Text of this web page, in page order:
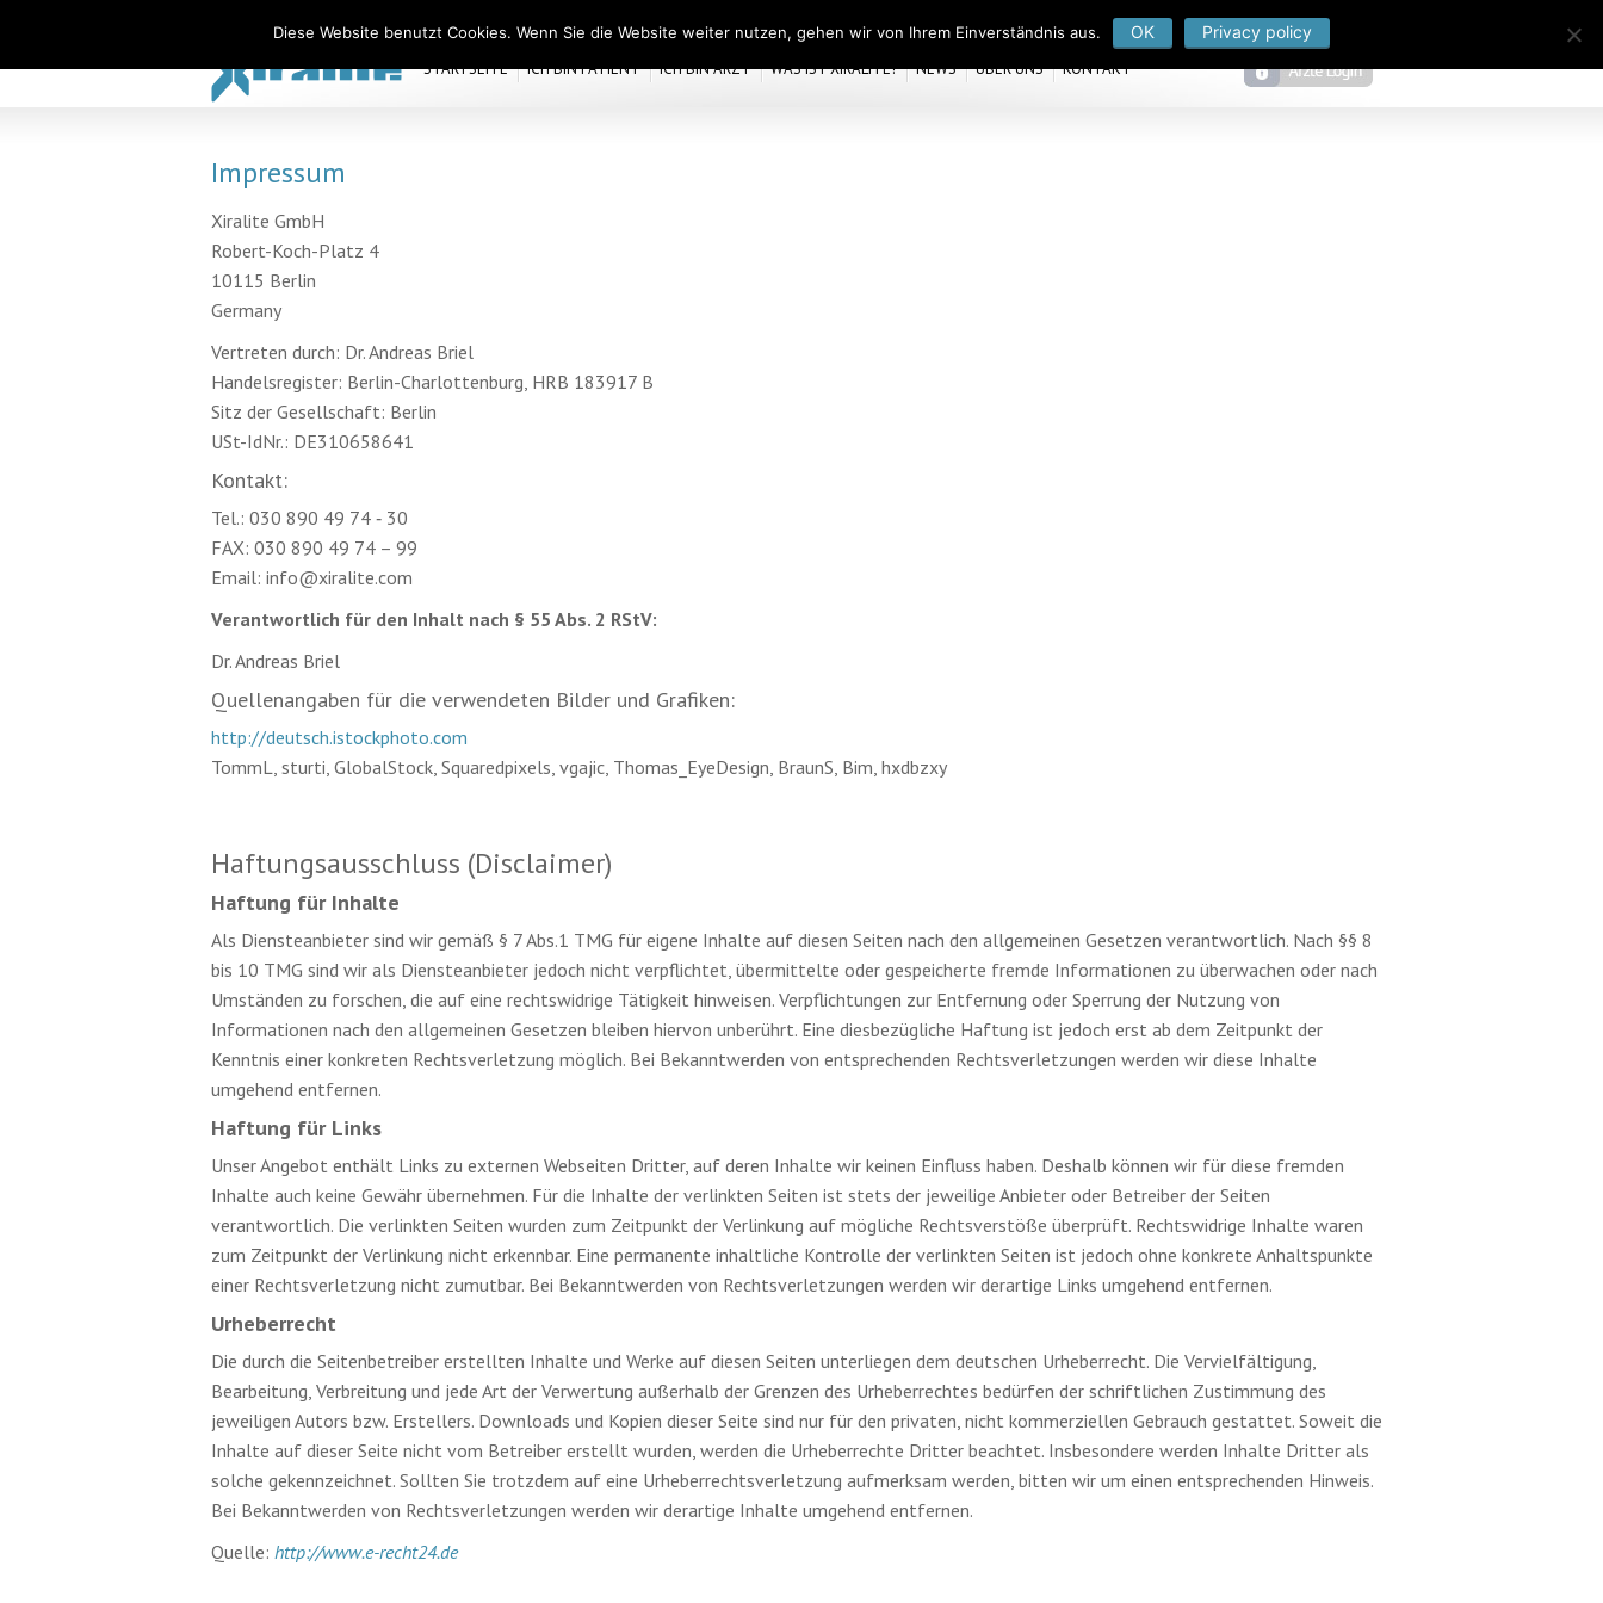
STARTSEITE ICH BIN PATIENT ICH BIN ARZT WAS IST XIRALITE? NEWS ÜBER UNS KONTAKT
Impressum
Xiralite GmbH
Robert-Koch-Platz 4
10115 Berlin
Germany
Vertreten durch: Dr. Andreas Briel
Handelsregister: Berlin-Charlottenburg, HRB 183917 B
Sitz der Gesellschaft: Berlin
USt-IdNr.: DE310658641
Kontakt:
Tel.: 030 890 49 74 ‐ 30
FAX: 030 890 49 74 – 99
Email: info@xiralite.com
Verantwortlich für den Inhalt nach § 55 Abs. 2 RStV:
Dr. Andreas Briel
Quellenangaben für die verwendeten Bilder und Grafiken:
http://deutsch.istockphoto.com
TommL, sturti, GlobalStock, Squaredpixels, vgajic, Thomas_EyeDesign, BraunS, Bim, hxdbzxy
Haftungsausschluss (Disclaimer)
Haftung für Inhalte
Als Diensteanbieter sind wir gemäß § 7 Abs.1 TMG für eigene Inhalte auf diesen Seiten nach den allgemeinen Gesetzen verantwortlich. Nach §§ 8
bis 10 TMG sind wir als Diensteanbieter jedoch nicht verpflichtet, übermittelte oder gespeicherte fremde Informationen zu überwachen oder nach
Umständen zu forschen, die auf eine rechtswidrige Tätigkeit hinweisen. Verpflichtungen zur Entfernung oder Sperrung der Nutzung von
Informationen nach den allgemeinen Gesetzen bleiben hiervon unberührt. Eine diesbezügliche Haftung ist jedoch erst ab dem Zeitpunkt der
Kenntnis einer konkreten Rechtsverletzung möglich. Bei Bekanntwerden von entsprechenden Rechtsverletzungen werden wir diese Inhalte
umgehend entfernen.
Haftung für Links
Unser Angebot enthält Links zu externen Webseiten Dritter, auf deren Inhalte wir keinen Einfluss haben. Deshalb können wir für diese fremden
Inhalte auch keine Gewähr übernehmen. Für die Inhalte der verlinkten Seiten ist stets der jeweilige Anbieter oder Betreiber der Seiten
verantwortlich. Die verlinkten Seiten wurden zum Zeitpunkt der Verlinkung auf mögliche Rechtsverstöße überprüft. Rechtswidrige Inhalte waren
zum Zeitpunkt der Verlinkung nicht erkennbar. Eine permanente inhaltliche Kontrolle der verlinkten Seiten ist jedoch ohne konkrete Anhaltspunkte
einer Rechtsverletzung nicht zumutbar. Bei Bekanntwerden von Rechtsverletzungen werden wir derartige Links umgehend entfernen.
Urheberrecht
Die durch die Seitenbetreiber erstellten Inhalte und Werke auf diesen Seiten unterliegen dem deutschen Urheberrecht. Die Vervielfältigung,
Bearbeitung, Verbreitung und jede Art der Verwertung außerhalb der Grenzen des Urheberrechtes bedürfen der schriftlichen Zustimmung des
jeweiligen Autors bzw. Erstellers. Downloads und Kopien dieser Seite sind nur für den privaten, nicht kommerziellen Gebrauch gestattet. Soweit die
Inhalte auf dieser Seite nicht vom Betreiber erstellt wurden, werden die Urheberrechte Dritter beachtet. Insbesondere werden Inhalte Dritter als
solche gekennzeichnet. Sollten Sie trotzdem auf eine Urheberrechtsverletzung aufmerksam werden, bitten wir um einen entsprechenden Hinweis.
Bei Bekanntwerden von Rechtsverletzungen werden wir derartige Inhalte umgehend entfernen.
Quelle: http://www.e-recht24.de
Diese Website benutzt Cookies. Wenn Sie die Website weiter nutzen, gehen wir von Ihrem Einverständnis aus. OK Privacy policy